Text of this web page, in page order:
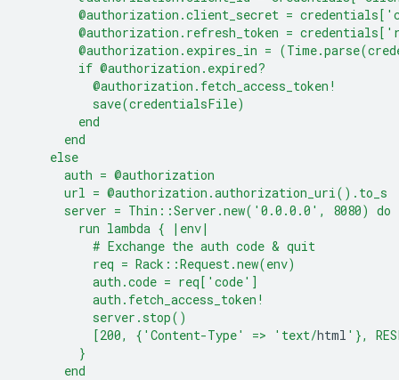
@authorization.client_secret =
@authorization.refresh_token =
@authorization.expires_in =
        if @authorization.expired?
          @authorization.fetch_access_token!
          save(credentialsFile)
        end
      end
    else
      auth = @authorization
      url = @authorization.authorization_uri().to_s
      server = Thin::Server.new('0.0.0.0', 8080) do
        run lambda { |env|
          # Exchange the auth code & quit
          req = Rack::Request.new(env)
          auth.code = req['code']
          auth.fetch_access_token!
          server.stop()
          [200, {'Content-Type' => 'text/
html '},
        }
      end